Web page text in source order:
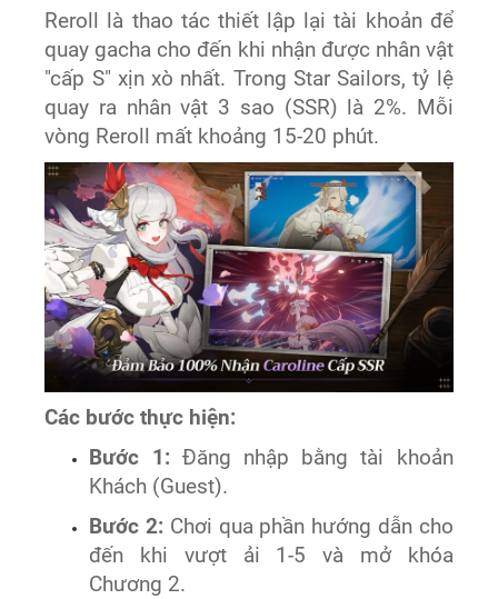
Reroll là thao tác thiết lập lại tài khoản để
quay gacha cho đến khi nhận được nhân vật
"cấp S" xịn xò nhất. Trong Star Sailors, tỷ lệ
quay ra nhân vật 3 sao (SSR) là 2%. Mỗi
vòng Reroll mất khoảng 15-20 phút.
Các bước thực hiện:
Bước 1: Đăng nhập bằng tài khoản
Khách (Guest).
Bước 2: Chơi qua phần hướng dẫn cho
đến khi vượt ải 1-5 và mở khóa
Chương 2.